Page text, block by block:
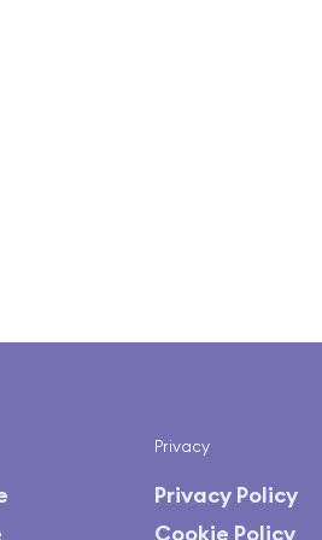
Privacy
Privacy Policy
Cookie Policy